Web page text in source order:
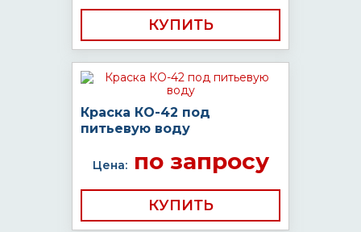
КУПИТЬ
Краска КО-42 под
питьевую воду
Цена:по запросу
КУПИТЬ